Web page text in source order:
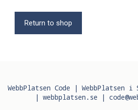
Return to shop
WebbPlatsen Code | WebbPlatsen i
| webbplatsen.se |